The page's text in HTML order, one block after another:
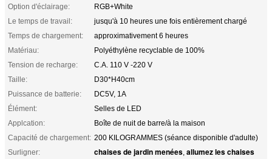
Option d'éclairage:
RGB+White
Le temps de travail:
jusqu'à 10 heures une fois entièrement chargé
Temps de chargement:
approximativement 6 heures
Matériau:
Polyéthylène recyclable de 100%
Tension de recharge:
C.A. 110 V -220 V
Taille:
D30*H40cm
Puissance de batterie:
DC5V, 1A
Élément:
Selles de LED
Applcation:
Boîte de nuit de barre/à la maison
Capacité de chargement: 200 KILOGRAMMES (séance disponible d'adulte)
Surligner:
chaises de jardin menées, allumez les chaises